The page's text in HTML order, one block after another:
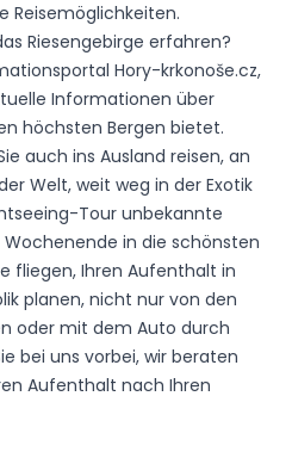
Reisemöglichkeiten.
Riesengebirge erfahren?
Hory-krkonoše.cz,
Informationen über
höchsten Bergen bietet.
auch ins Ausland reisen, an
Welt, weit weg in der Exotik
Tour unbekannte
in die schönsten
fliegen, Ihren Aufenthalt in
planen, nicht nur von den
oder mit dem Auto durch
bei uns vorbei, wir beraten
Aufenthalt nach Ihren